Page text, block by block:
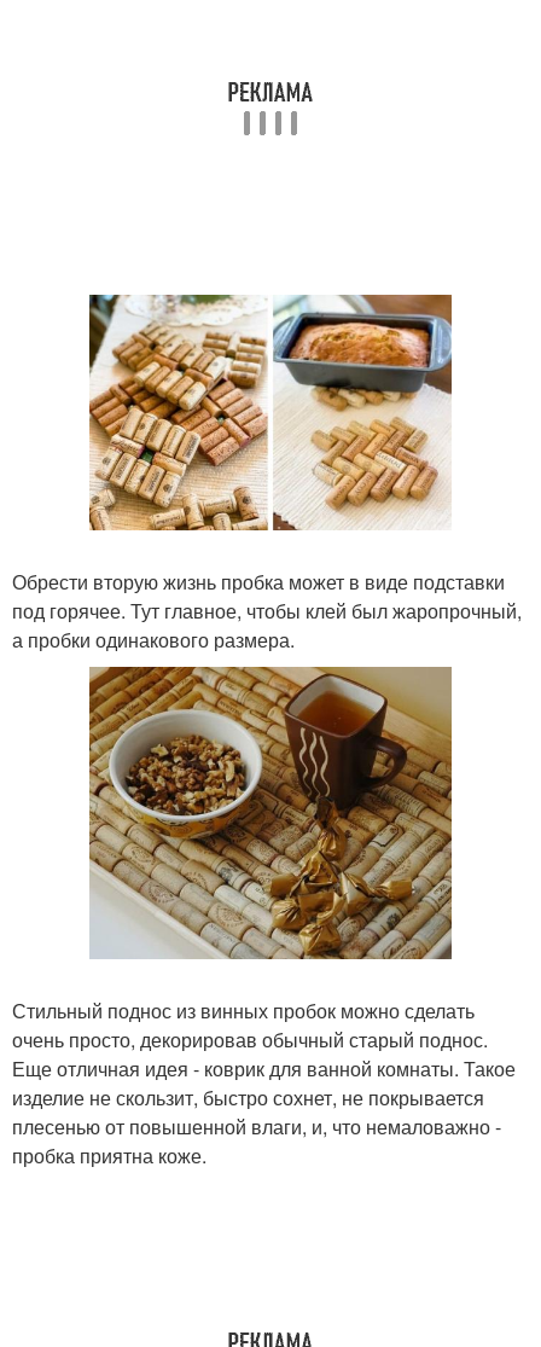
Обрести вторую жизнь пробка может в виде подставки
под горячее. Тут главное, чтобы клей был жаропрочный,
а пробки одинакового размера.
Стильный поднос из винных пробок можно сделать
очень просто, декорировав обычный старый поднос.
Еще отличная идея - коврик для ванной комнаты. Такое
изделие не скользит, быстро сохнет, не покрывается
плесенью от повышенной влаги, и, что немаловажно -
пробка приятна коже.